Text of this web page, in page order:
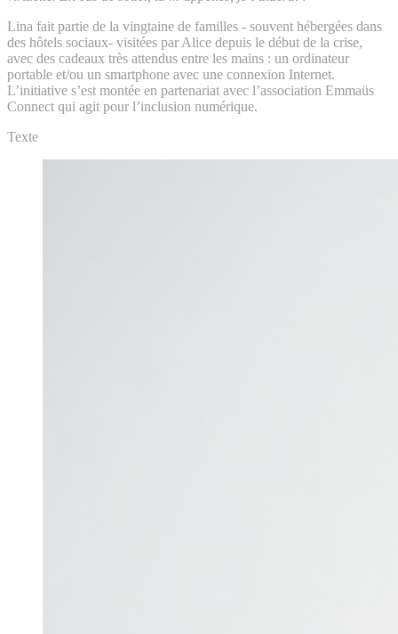
Lina fait partie de la vingtaine de familles - souvent hébergées dans
des hôtels sociaux- visitées par Alice depuis le début de la crise,
avec des cadeaux très attendus entre les mains : un ordinateur
portable et/ou un smartphone avec une connexion Internet.
L’initiative s’est montée en partenariat avec l’association Emmaüs
Connect qui agit pour l’inclusion numérique.
Texte